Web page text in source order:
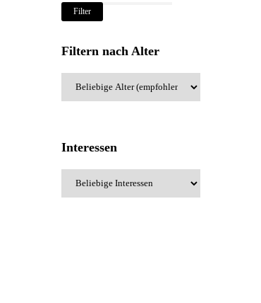
Min.
Preis
Max.
Preis
Filter
Filtern nach Alter
Interessen